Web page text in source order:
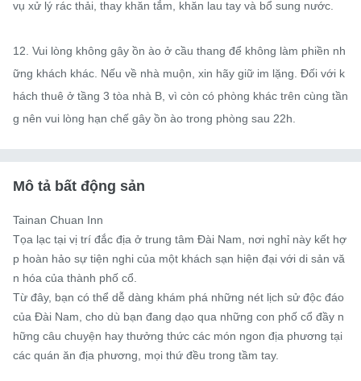
vụ xử lý rác thải, thay khăn tắm, khăn lau tay và bổ sung nước.
12. Vui lòng không gây ồn ào ở cầu thang để không làm phiền nh
ững khách khác. Nếu về nhà muộn, xin hãy giữ im lặng. Đối với k
hách thuê ở tầng 3 tòa nhà B, vì còn có phòng khác trên cùng tần
g nên vui lòng hạn chế gây ồn ào trong phòng sau 22h.
Mô tả bất động sản
Tainan Chuan Inn
Tọa lạc tại vị trí đắc địa ở trung tâm Đài Nam, nơi nghỉ này kết hợ
p hoàn hảo sự tiện nghi của một khách sạn hiện đại với di sản vă
n hóa của thành phố cổ.
Từ đây, bạn có thể dễ dàng khám phá những nét lịch sử độc đáo
của Đài Nam, cho dù bạn đang dạo qua những con phố cổ đầy n
hững câu chuyện hay thưởng thức các món ngon địa phương tại
các quán ăn địa phương, mọi thứ đều trong tầm tay.